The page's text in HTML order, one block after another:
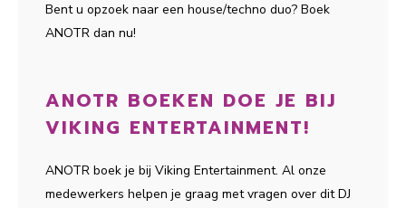
Bent u opzoek naar een house/techno duo? Boek
ANOTR dan nu!
ANOTR BOEKEN DOE JE BIJ
VIKING ENTERTAINMENT!
ANOTR boek je bij Viking Entertainment. Al onze
medewerkers helpen je graag met vragen over dit DJ